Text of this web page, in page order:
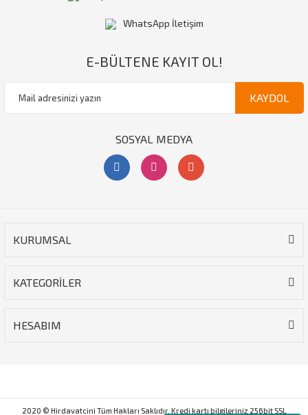
KURUMSAL
KATEGORİLER
HESABIM
WhatsApp İletişim
E-BÜLTENE KAYIT OL!
KAYDOL
SOSYAL MEDYA
2020 © Hirdavatcini Tüm Hakları Saklıdır. Kredi kartı bilgileriniz 256bit SSL